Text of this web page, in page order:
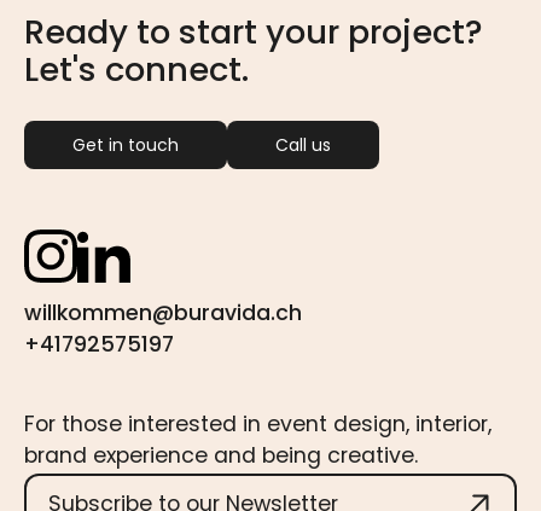
Ready to start your project?
Let's connect.
Get in touch Call us
willkommen@buravida.ch
+41792575197
For those interested in event design, interior,
brand experience and being creative.
Email address